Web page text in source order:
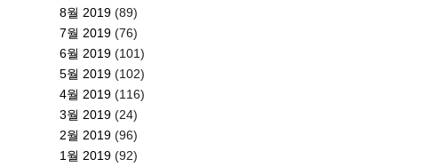
8월 2019 (89)
7월 2019 (76)
6월 2019 (101)
5월 2019 (102)
4월 2019 (116)
3월 2019 (24)
2월 2019 (96)
1월 2019 (92)